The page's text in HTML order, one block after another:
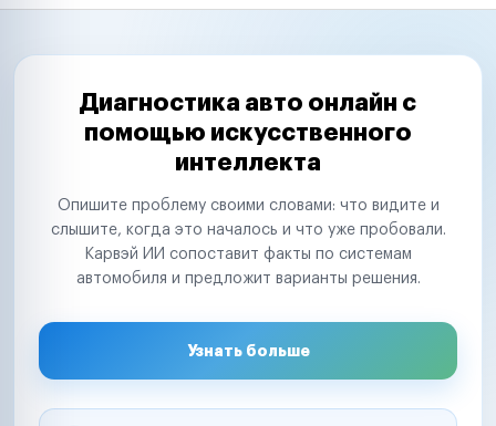
Диагностика авто онлайн с
помощью искусственного
интеллекта
Опишите проблему своими словами: что видите и
слышите, когда это началось и что уже пробовали.
Карвэй ИИ сопоставит факты по системам
автомобиля и предложит варианты решения.
Узнать больше